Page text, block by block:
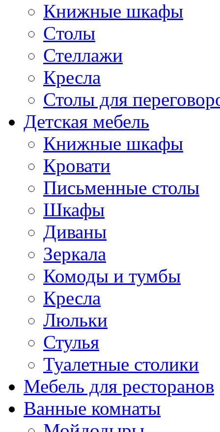
Книжные шкафы
Cтолы
Стеллажи
Кресла
Столы для
Детская мебель
Книжные шкафы
Кровати
Письменные столы
Шкафы
Диваны
Зеркала
Комоды и тумбы
Кресла
Люльки
Стулья
Туалетные столики
Мебель для ресторанов
Ванные комнаты